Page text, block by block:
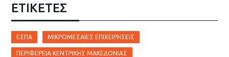
ΕΤΙΚΈΤΕΣ
ΕΣΠΑ ΜΙΚΡΟΜΕΣΑΊΕΣ ΕΠΙΧΕΙΡΉΣΕΙΣ
ΠΕΡΙΦΈΡΕΙΑ ΚΕΝΤΡΙΚΉΣ ΜΑΚΕΔΟΝΊΑΣ